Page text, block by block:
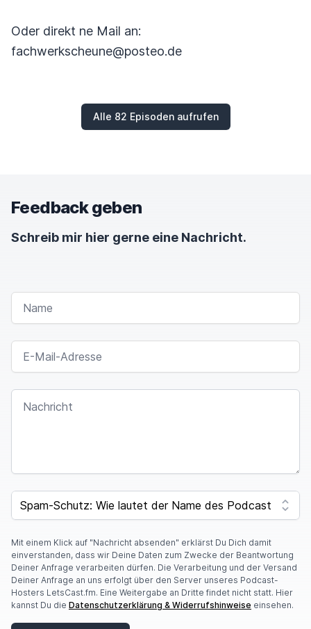
Oder direkt ne Mail an:
fachwerkscheune@posteo.de
Alle 82 Episoden aufrufen
Feedback geben
Schreib mir hier gerne eine Nachricht.
NAME
E-MAIL-ADRESSE
NACHRICHT
F
O
A
R
E
A
H
U
SPAM CAPTCHA
Mit einem Klick auf "Nachricht absenden" erklärst Du Dich damit
einverstanden, dass wir Deine Daten zum Zwecke der Beantwortung
Deiner Anfrage verarbeiten dürfen. Die Verarbeitung und der Versand
Deiner Anfrage an uns erfolgt über den Server unseres Podcast-
Hosters LetsCast.fm. Eine Weitergabe an Dritte findet nicht statt. Hier
kannst Du die Datenschutzerklärung & Widerrufshinweise einsehen.